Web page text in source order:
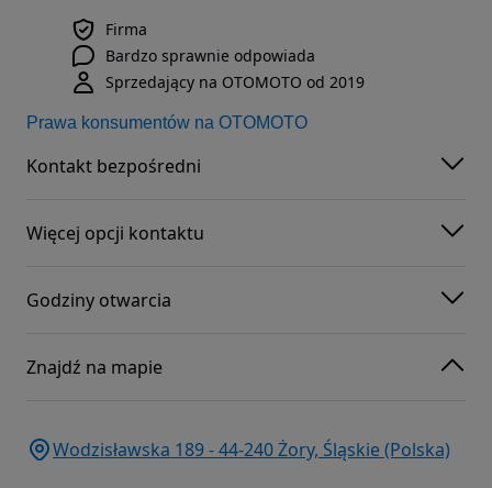
Firma
Bardzo sprawnie odpowiada
Sprzedający na OTOMOTO od 2019
Prawa konsumentów na OTOMOTO
Kontakt bezpośredni
Więcej opcji kontaktu
Godziny otwarcia
Znajdź na mapie
Wodzisławska 189 - 44-240 Żory, Śląskie (Polska)